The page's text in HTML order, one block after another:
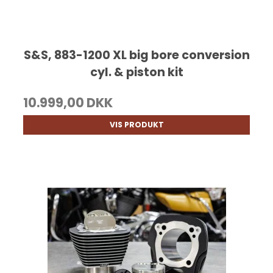
S&S, 883-1200 XL big bore conversion
cyl. & piston kit
10.999,00 DKK
VIS PRODUKT